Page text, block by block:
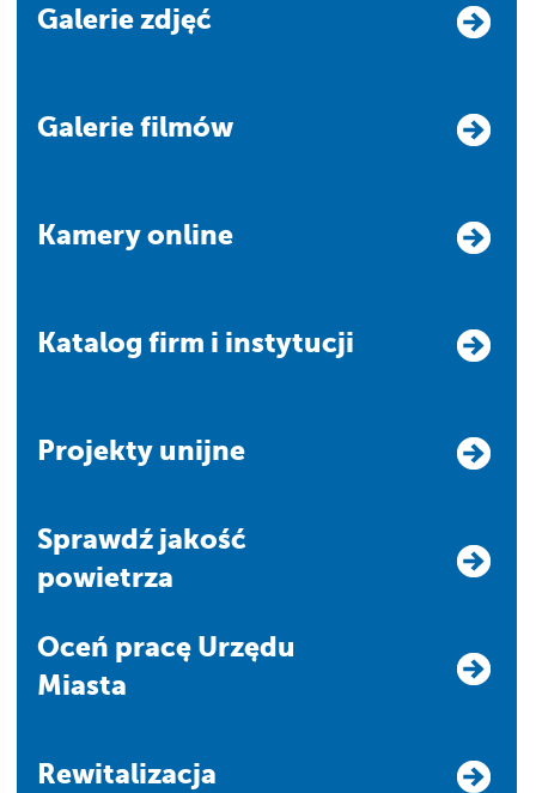
Galerie zdjęć
Galerie filmów
Kamery online
Katalog firm i instytucji
Projekty unijne
Sprawdź jakość
powietrza
Oceń pracę Urzędu
Miasta
Rewitalizacja